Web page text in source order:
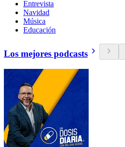
Entrevista
Navidad
Música
Educación
Los mejores podcasts